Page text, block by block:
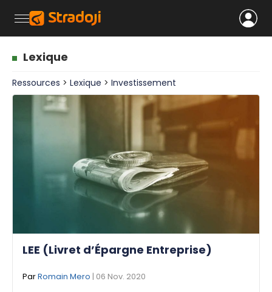
Lexique
Ressources > Lexique > Investissement
LEE (Livret d’Épargne Entreprise)
ParRomain Mero | 06 Nov. 2020